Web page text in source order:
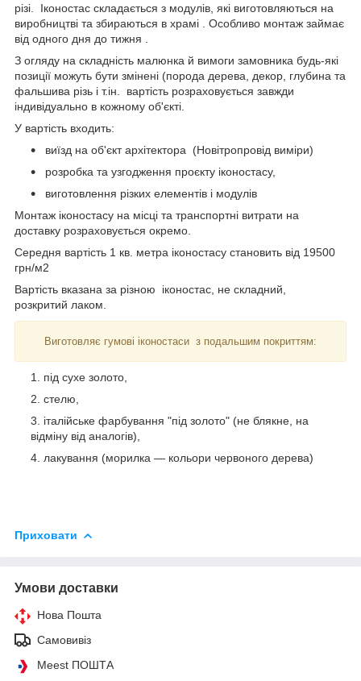
різі. Іконостас складається з модулів, які виготовляються на
виробництві та збираються в храмі . Особливо монтаж займає
від одного дня до тижня .
З огляду на складність малюнка й вимоги замовника будь-які
позиції можуть бути змінені (порода дерева, декор, глубина та
фальшива різь і т.ін. вартість розраховується завжди
індивідуально в кожному об'єкті.
У вартість входить:
виїзд на об'єкт архітектора (Новітропровід виміри)
розробка та узгодження проєкту іконостасу,
виготовлення різких елементів і модулів
Монтаж іконостасу на місці та транспортні витрати на
доставку розраховується окремо.
Середня вартість 1 кв. метра іконостасу становить від 19500
грн/м2
Вартість вказана за різною іконостас, не складний,
розкритий лаком.
Виготовляє гумові іконостаси з подальшим покриттям:
під сухе золото,
стелю,
італійське фарбування "під золото" (не блякне, на
відміну від аналогів),
лакування (морилка — кольори червоного дерева)
Приховати
Умови доставки
Нова Пошта
Самовивіз
Meest ПОШТА